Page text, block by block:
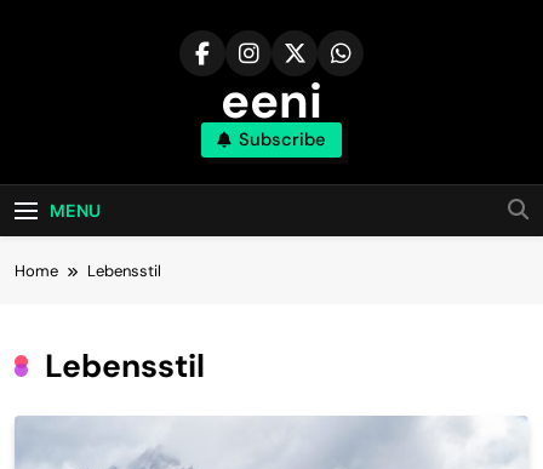
eeni
Subscribe
MENU
Home Lebensstil
Lebensstil